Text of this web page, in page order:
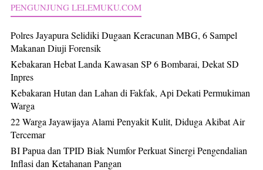
PENGUNJUNG LELEMUKU.COM
Polres Jayapura Selidiki Dugaan Keracunan MBG, 6 Sampel
Makanan Diuji Forensik
Kebakaran Hebat Landa Kawasan SP 6 Bombarai, Dekat SD
Inpres
Kebakaran Hutan dan Lahan di Fakfak, Api Dekati Permukiman
Warga
22 Warga Jayawijaya Alami Penyakit Kulit, Diduga Akibat Air
Tercemar
BI Papua dan TPID Biak Numfor Perkuat Sinergi Pengendalian
Inflasi dan Ketahanan Pangan